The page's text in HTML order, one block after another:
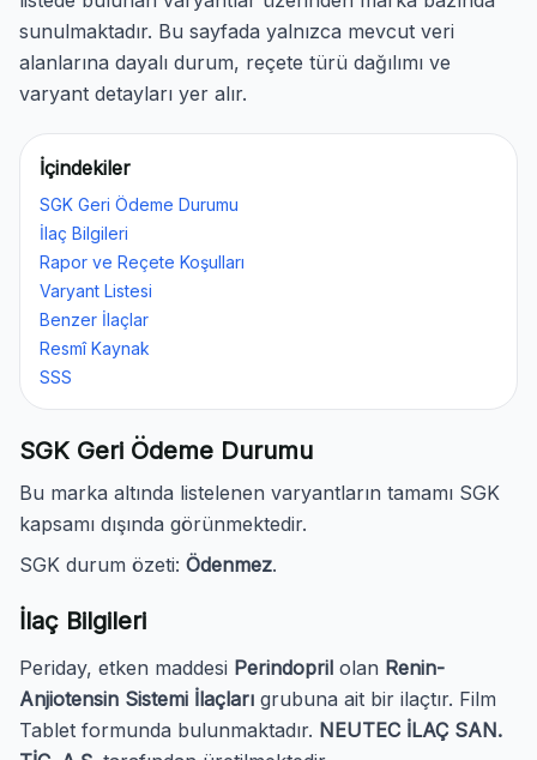
sunulmaktadır. Bu sayfada yalnızca mevcut veri
alanlarına dayalı durum, reçete türü dağılımı ve
varyant detayları yer alır.
İçindekiler
SGK Geri Ödeme Durumu
İlaç Bilgileri
Rapor ve Reçete Koşulları
Varyant Listesi
Benzer İlaçlar
Resmî Kaynak
SSS
SGK Geri Ödeme Durumu
Bu marka altında listelenen varyantların tamamı SGK
kapsamı dışında görünmektedir.
SGK durum özeti: Ödenmez.
İlaç Bilgileri
Periday, etken maddesi Perindopril olan Renin-
Anjiotensin Sistemi İlaçları grubuna ait bir ilaçtır. Film
Tablet formunda bulunmaktadır. NEUTEC İLAÇ SAN.